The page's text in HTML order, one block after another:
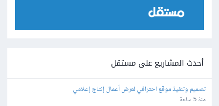
أحدث المشاريع على مستقل
تصميم وتنفيذ موقع احترافي لعرض أعمال إنتاج إعلامي
منذ 5 ساعة